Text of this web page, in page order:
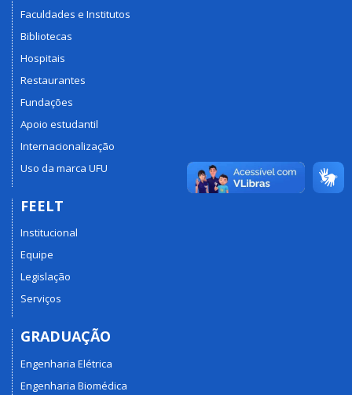
Faculdades e Institutos
Bibliotecas
Hospitais
Restaurantes
Fundações
Apoio estudantil
Internacionalização
Uso da marca UFU
FEELT
Institucional
Equipe
Legislação
Serviços
GRADUAÇÃO
Engenharia Elétrica
Engenharia Biomédica